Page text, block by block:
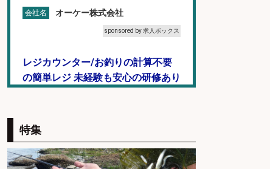
会社名 オーケー株式会社
sponsored by 求人ボックス
レジカウンター/お釣りの計算不要
の簡単レジ 未経験も安心の研修あり
釣り具などの出荷作業～～/工場/製
特集